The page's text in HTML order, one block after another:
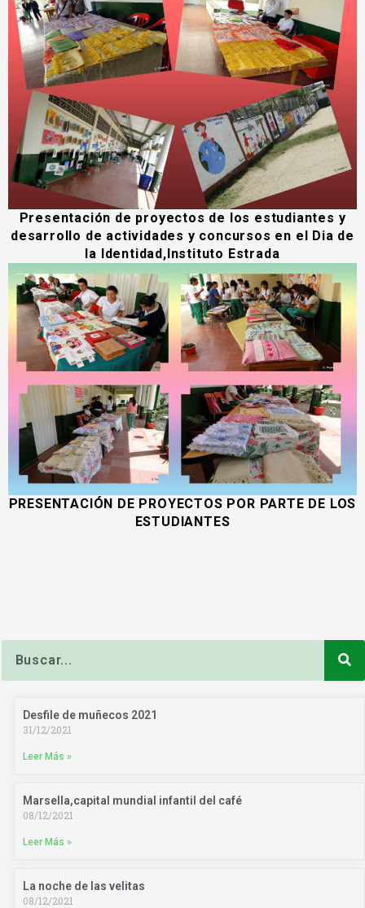
Presentación de proyectos de los estudiantes y
desarrollo de actividades y concursos en el Dia de
la Identidad,Instituto Estrada
PRESENTACIÓN DE PROYECTOS POR PARTE DE LOS
ESTUDIANTES
Desfile de muñecos 2021
31/12/2021
Leer Más »
Marsella,capital mundial infantil del café
08/12/2021
Leer Más »
La noche de las velitas
08/12/2021